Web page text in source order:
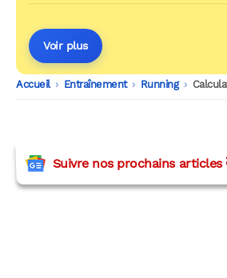
Voir plus
Accueil -
Entraînement -
Running -
Suivre nos prochains articles